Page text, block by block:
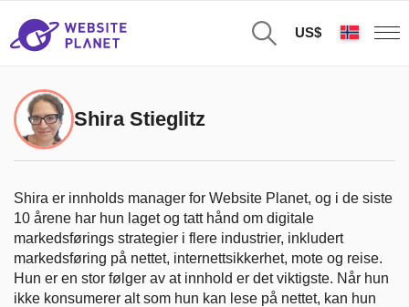
US$
Shira Stieglitz
Shira er innholds manager for Website Planet, og i de siste
10 årene har hun laget og tatt hånd om digitale
markedsførings strategier i flere industrier, inkludert
markedsføring på nettet, internettsikkerhet, mote og reise.
Hun er en stor følger av at innhold er det viktigste. Når hun
ikke konsumerer alt som hun kan lese på nettet, kan hun